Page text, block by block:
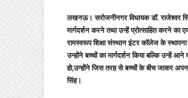
लखनऊ। सरोजनीनगरविधायक डॉ. राजेश्वर
मार्गदर्शन करने तथा उन्हें प्रोत्साहित करने का
रामस्वरूप शिक्षा संस्थान इंटर कॉलेज के
उन्होंने बच्चों का मार्गदर्शन किया बल्कि उन्हें
हो,उन्होंने जिस तरह से बच्चों के बीच जाकर
सिंह।